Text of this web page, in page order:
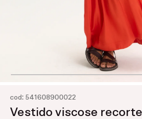
cod : 541608900022
Vestido viscose